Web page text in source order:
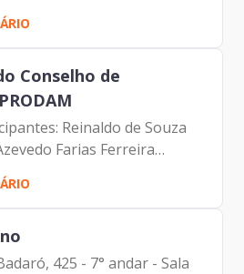
de Padovan Forbes –
Karine Resende Soares –
Conselho de
Farias Ferreira
Francisco de
da Prodam
Andre...
425 - 7° andar - Sala